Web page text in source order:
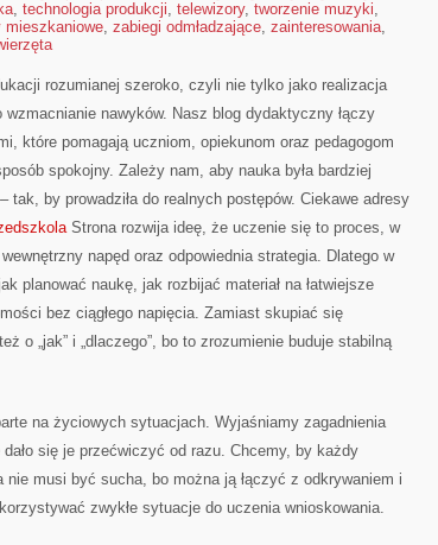
, technologia produkcji, telewizory, tworzenie muzyki,
mieszkaniowe, zabiegi odmładzające, zainteresowania,
rozumianej szeroko, czyli nie tylko jako realizacja
nawyków. Nasz blog dydaktyczny łączy
które pomagają uczniom, opiekunom oraz pedagogom
spokojny. Zależy nam, aby nauka była bardziej
tak, by prowadziła do realnych postępów. Ciekawe adresy
Strona rozwija ideę, że uczenie się to proces, w
napęd oraz odpowiednia strategia. Dlatego w
planować naukę, jak rozbijać materiał na łatwiejsze
bez ciągłego napięcia. Zamiast skupiać się
o „jak” i „dlaczego”, bo to zrozumienie buduje stabilną
na życiowych sytuacjach. Wyjaśniamy zagadnienia
się je przećwiczyć od razu. Chcemy, by każdy
musi być sucha, bo można ją łączyć z odkrywaniem i
zwykłe sytuacje do uczenia wnioskowania.